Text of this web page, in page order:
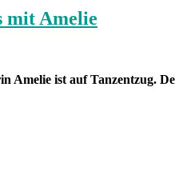
mit Amelie
Amelie ist auf